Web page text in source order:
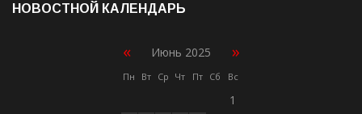
НОВОСТНОЙ КАЛЕНДАРЬ
« Июнь 2025 »
Пн Вт Ср Чт Пт Сб Вс
1